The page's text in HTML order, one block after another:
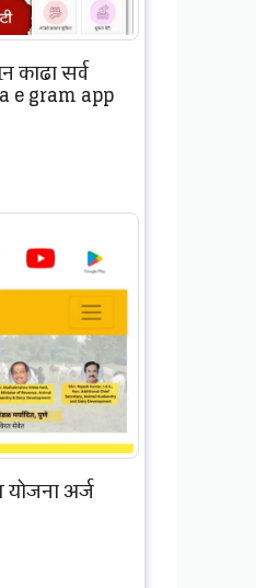
काढा सर्व
e gram app
अर्ज